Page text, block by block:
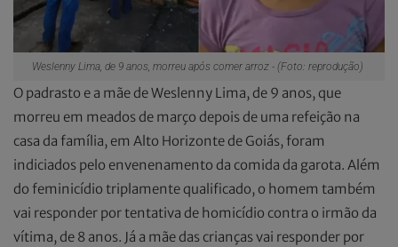
Weslenny Lima, de 9 anos, morreu após comer arroz - (Foto: reprodução)
O padrasto e a mãe de Weslenny Lima, de 9 anos, que
morreu em meados de março depois de uma refeição na
casa da família, em Alto Horizonte de Goiás, foram
indiciados pelo envenenamento da comida da garota. Além
do feminicídio triplamente qualificado, o homem também
vai responder por tentativa de homicídio contra o irmão da
vítima, de 8 anos. Já a mãe das crianças vai responder por